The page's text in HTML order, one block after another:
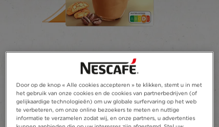
Cappuccino & Latte
Vanilla Latte
Schrijf een beoordeling
Door op de knop « Alle cookies accepteren » te klikken, stemt u in met
het gebruik van onze cookies en de cookies van partnerbedrijven (of
gelijkaardige technologieën) om uw globale surfervaring op het web
te verbeteren, om onze online bezoekers te meten en nuttige
informatie te verzamelen zodat wij, en onze partners, u advertenties